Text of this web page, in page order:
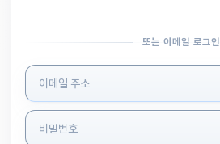
또는 이메일 로그인
로그인 정보 입력